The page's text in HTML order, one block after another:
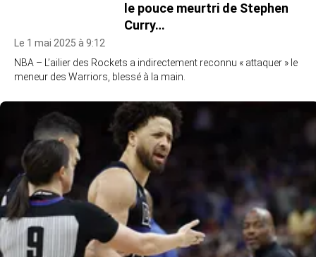
le pouce meurtri de Stephen
Curry…
Le 1 mai 2025 à 9:12
NBA – L’ailier des Rockets a indirectement reconnu « attaquer » le
meneur des Warriors, blessé à la main.